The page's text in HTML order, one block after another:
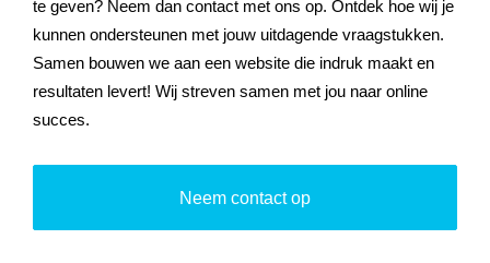
te geven? Neem dan contact met ons op. Ontdek hoe wij je
kunnen ondersteunen met jouw uitdagende vraagstukken.
Samen bouwen we aan een website die indruk maakt en
resultaten levert! Wij streven samen met jou naar online
succes.
Neem contact op